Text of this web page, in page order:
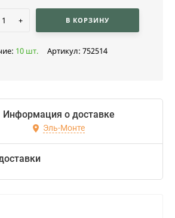
+ В КОРЗИНУ
10 шт. Артикул: 752514
Информация о доставке
Эль-Монте